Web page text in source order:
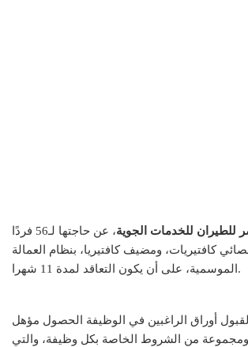
للطيران للخدمات الجوية
، عن حاجتها لـ56 فردًا
كافتيريات، ومضيف كافتيريا، بنظام العمالة
الموسمية، على أن يكون التعاقد لمدة 11 شهرا.
أوراق الراغبين في الوظيفة الحصول مؤهل
من الشروط الخاصة بكل وظيفة، والتي